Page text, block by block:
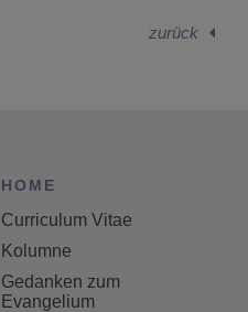
zurück
HOME
Curriculum Vitae
Kolumne
Gedanken zum
Evangelium